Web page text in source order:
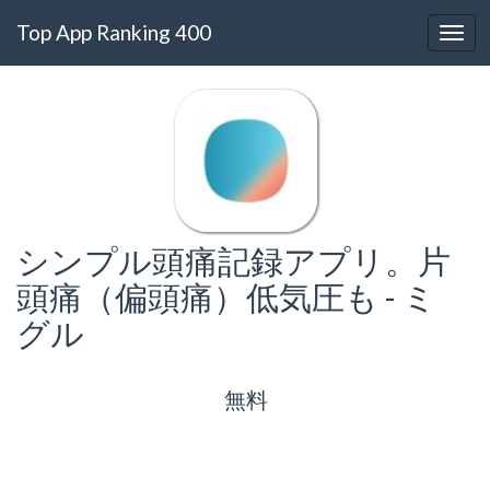
Top App Ranking 400
シンプル頭痛記録アプリ。片
頭痛（偏頭痛）低気圧も - ミ
グル
無料